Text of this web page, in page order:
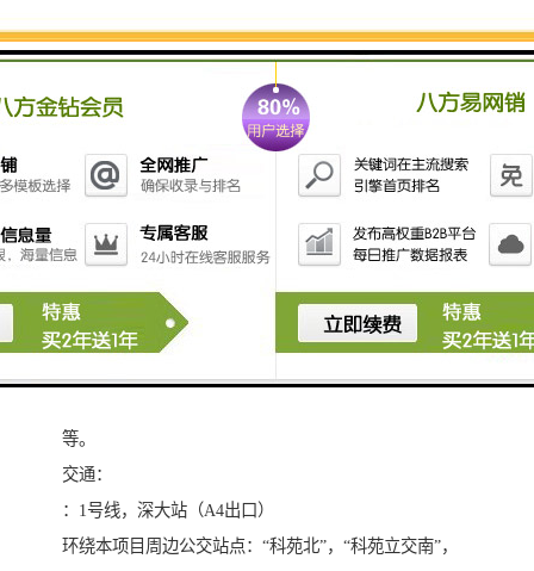
13，实用率：80%
15，空调费：计流量（开放）
二，项目配套
会议中心配套：
项目配备8个不同规格的会议厅，包含一个可容纳400人
的阶梯式多功能演播大厅、2个
会议中心，可容纳150-200人的多媒体培训室和5个可容
纳50-120人的会议室。
等。
交通：
：1号线，深大站（A4出口）
环绕本项目周边公交站点：“科苑北”，“科苑立交南”，